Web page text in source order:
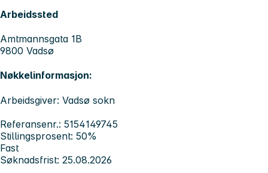
Arbeidssted
Amtmannsgata 1B
9800 Vadsø
Nøkkelinformasjon:
Arbeidsgiver: Vadsø sokn
Referansenr.: 5154149745
Stillingsprosent: 50%
Fast
Søknadsfrist: 25.08.2026